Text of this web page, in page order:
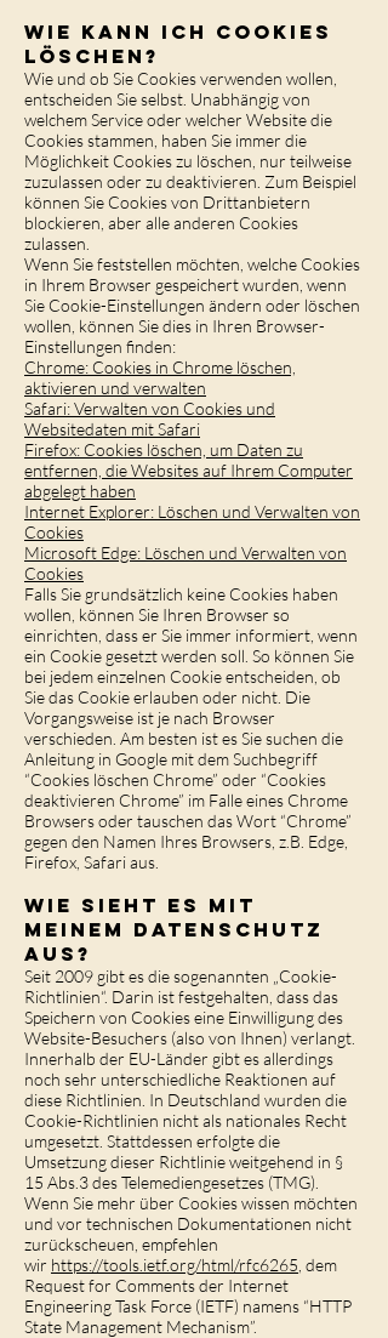
Wie kann ich Cookies
löschen?
Wie und ob Sie Cookies verwenden wollen,
entscheiden Sie selbst. Unabhängig von
welchem Service oder welcher Website die
Cookies stammen, haben Sie immer die
Möglichkeit Cookies zu löschen, nur teilweise
zuzulassen oder zu deaktivieren. Zum Beispiel
können Sie Cookies von Drittanbietern
blockieren, aber alle anderen Cookies
zulassen.
Wenn Sie feststellen möchten, welche Cookies
in Ihrem Browser gespeichert wurden, wenn
Sie Cookie-Einstellungen ändern oder löschen
wollen, können Sie dies in Ihren Browser-
Einstellungen finden:
Chrome: Cookies in Chrome löschen,
aktivieren und verwalten
Safari: Verwalten von Cookies und
Websitedaten mit Safari
Firefox: Cookies löschen, um Daten zu
entfernen, die Websites auf Ihrem Computer
abgelegt haben
Internet Explorer: Löschen und Verwalten von
Cookies
Microsoft Edge: Löschen und Verwalten von
Cookies
Falls Sie grundsätzlich keine Cookies haben
wollen, können Sie Ihren Browser so
einrichten, dass er Sie immer informiert, wenn
ein Cookie gesetzt werden soll. So können Sie
bei jedem einzelnen Cookie entscheiden, ob
Sie das Cookie erlauben oder nicht. Die
Vorgangsweise ist je nach Browser
verschieden. Am besten ist es Sie suchen die
Anleitung in Google mit dem Suchbegriff
“Cookies löschen Chrome” oder “Cookies
deaktivieren Chrome” im Falle eines Chrome
Browsers oder tauschen das Wort “Chrome”
gegen den Namen Ihres Browsers, z.B. Edge,
Firefox, Safari aus.
Wie sieht es mit
meinem Datenschutz
aus?
Seit 2009 gibt es die sogenannten „Cookie-
Richtlinien“. Darin ist festgehalten, dass das
Speichern von Cookies eine Einwilligung des
Website-Besuchers (also von Ihnen) verlangt.
Innerhalb der EU-Länder gibt es allerdings
noch sehr unterschiedliche Reaktionen auf
diese Richtlinien. In Deutschland wurden die
Cookie-Richtlinien nicht als nationales Recht
umgesetzt. Stattdessen erfolgte die
Umsetzung dieser Richtlinie weitgehend in §
15 Abs.3 des Telemediengesetzes (TMG).
Wenn Sie mehr über Cookies wissen möchten
und vor technischen Dokumentationen nicht
zurückscheuen, empfehlen
wir https://tools.ietf.org/html/rfc6265 , dem
Request for Comments der Internet
Engineering Task Force (IETF) namens “HTTP
State Management Mechanism”.